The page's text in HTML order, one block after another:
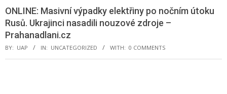
ONLINE: Masivní výpadky elektřiny po nočním útoku
Rusů. Ukrajinci nasadili nouzové zdroje –
Prahanadlani.cz
BY: UAP IN: UNCATEGORIZED WITH: 0 COMMENTS